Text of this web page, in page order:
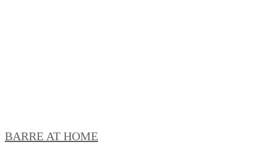
BARRE AT HOME